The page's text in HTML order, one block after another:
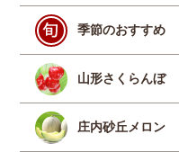
季節のおすすめ
山形さくらんぼ
庄内砂丘メロン